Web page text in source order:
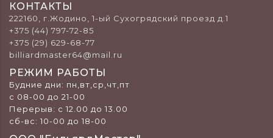
КОНТАКТЫ
222160, г.Жодино, 1-ый Сухогрядский проезд д.1
+375 (44) 797-72-85
+375 (29) 629-68-77
billiardmaster64@mail.ru
РЕЖИМ РАБОТЫ
Будние дни: пн,вт,ср,чт,пт
с 08-00 до 21-00
Перерыв: c 12.00 до 13.00
сб-вс: 10-00 до 18-00